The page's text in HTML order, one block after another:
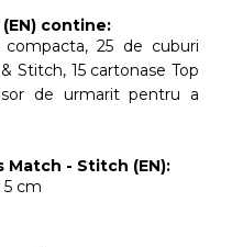
contine:
25 de cuburi
Stitch, 15 cartonase Top
de urmarit pentru a
- Stitch (EN):
5 cm